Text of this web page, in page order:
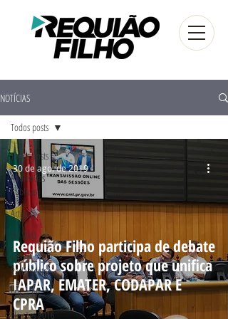
NOTÍCIAS
Todos posts
Audiências
Públicas
Artigos
AO VIVO
Frente
Parlamentar
FUG - PR
Eleições 2016
Todos posts
Requião Filho participa de debate
público sobre projeto que unifica
IAPAR, EMATER, CODAPAR E
CPRA
30 de ago. de 2019